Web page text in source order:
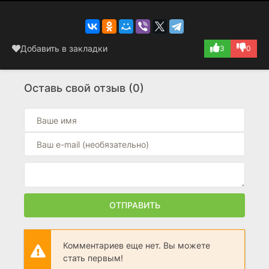
Добавить в закладки 3 0
Оставь свой отзыв (0)
ОТПРАВИТЬ
Комментариев еще нет. Вы можете
стать первым!